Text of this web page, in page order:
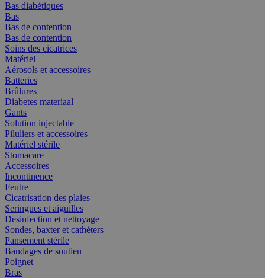
Bas diabétiques
Bas
Bas de contention
Bas de contention
Soins des cicatrices
Matériel
Aérosols et accessoires
Batteries
Brûlures
Diabetes materiaal
Gants
Solution injectable
Piluliers et accessoires
Matériel stérile
Stomacare
Accessoires
Incontinence
Feutre
Cicatrisation des plaies
Seringues et aiguilles
Desinfection et nettoyage
Sondes, baxter et cathéters
Pansement stérile
Bandages de soutien
Poignet
Bras